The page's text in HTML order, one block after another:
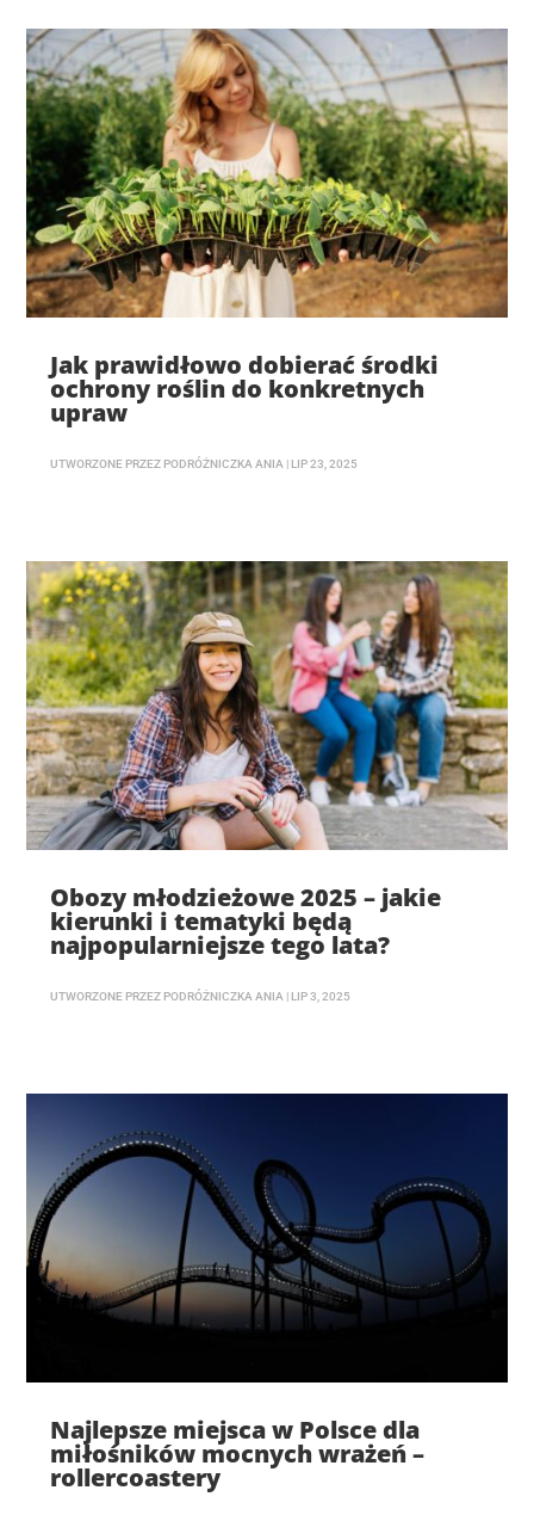
Jak prawidłowo dobierać środki
ochrony roślin do konkretnych
upraw
UTWORZONE PRZEZ PODRÓŻNICZKA ANIA | LIP 23, 2025
Obozy młodzieżowe 2025 – jakie
kierunki i tematyki będą
najpopularniejsze tego lata?
UTWORZONE PRZEZ PODRÓŻNICZKA ANIA | LIP 3, 2025
Najlepsze miejsca w Polsce dla
miłośników mocnych wrażeń –
rollercoastery